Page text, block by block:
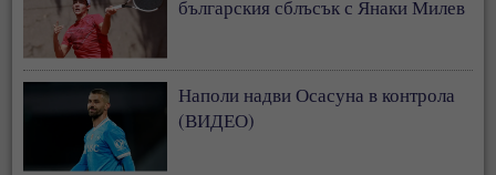
българския сблъсък с Янаки Милев
Наполи надви Осасуна в контрола
(ВИДЕО)